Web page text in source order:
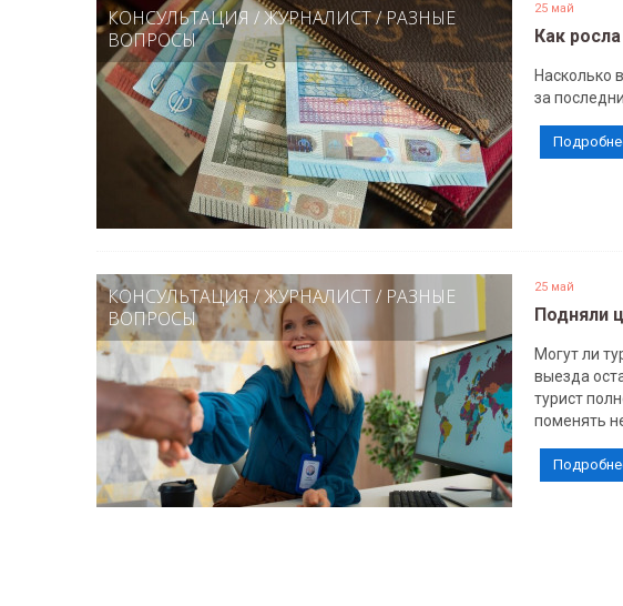
КОНСУЛЬТАЦИЯ /ЖУРНАЛИСТ/РАЗНЫЕ
ВОПРОСЫ
25 май
Как
Насколько
за
КОНСУЛЬТАЦИЯ/ЖУРНАЛИСТ/ РАЗНЫЕ
ВОПРОСЫ
25 май
Подняли
Могут ли
выезда
турист
поменять